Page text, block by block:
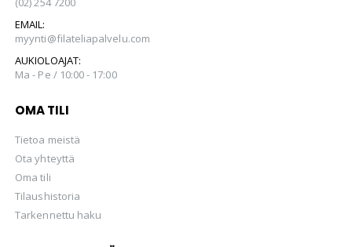
EMAIL:
myynti@filateliapalvelu.com
AUKIOLOAJAT:
Ma - Pe / 10:00 - 17:00
OMA TILI
Tietoa meistä
Ota yhteyttä
Oma tili
Tilaushistoria
Tarkennettu haku